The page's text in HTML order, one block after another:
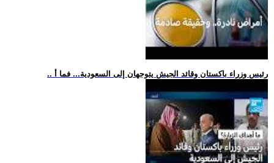
.. رئيس وزراء باكستان وقائد الجيش يتوجهان إلى السعودية... فما أ